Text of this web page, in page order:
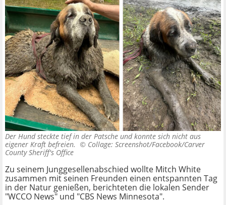
Der Hund steckte tief in der Patsche und konnte sich nicht aus
eigener Kraft befreien. © Collage: Screenshot/Facebook/Carver
County Sheriff's Office
Zu seinem Junggesellenabschied wollte Mitch White
zusammen mit seinen Freunden einen entspannten Tag
in der Natur genießen, berichteten die lokalen Sender
"WCCO News" und "CBS News Minnesota".